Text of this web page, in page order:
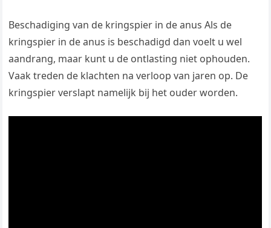
Beschadiging van de kringspier in de anus Als de
kringspier in de anus is beschadigd dan voelt u wel
aandrang, maar kunt u de ontlasting niet ophouden.
Vaak treden de klachten na verloop van jaren op. De
kringspier verslapt namelijk bij het ouder worden.